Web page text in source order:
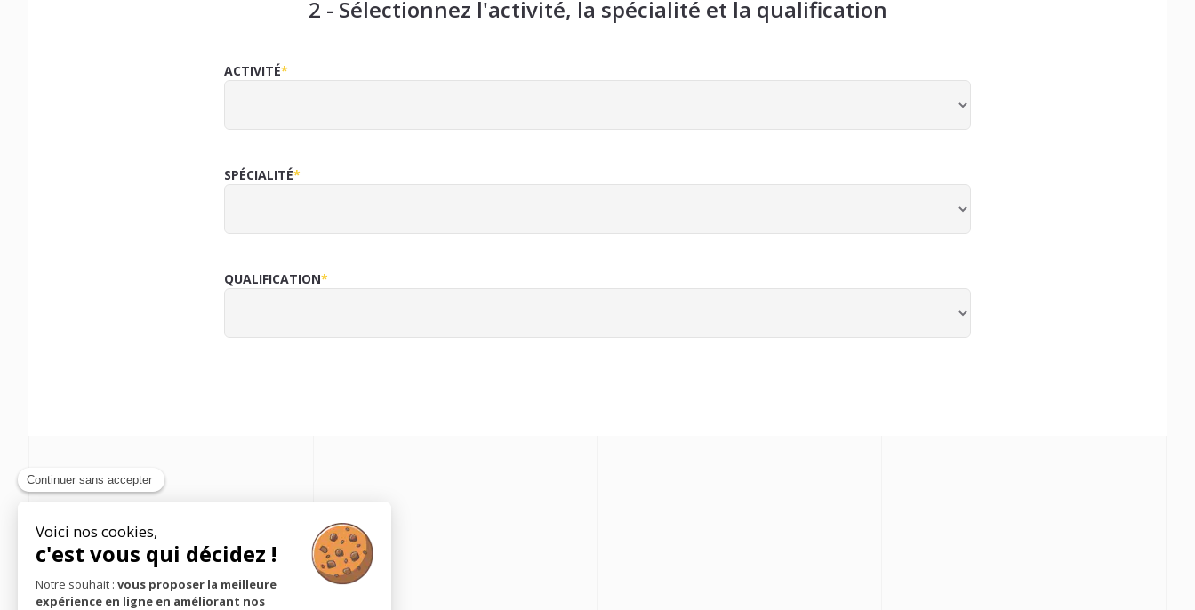
2 - Sélectionnez l'activité, la spécialité et la qualification
ACTIVITÉ*
SPÉCIALITÉ*
QUALIFICATION*